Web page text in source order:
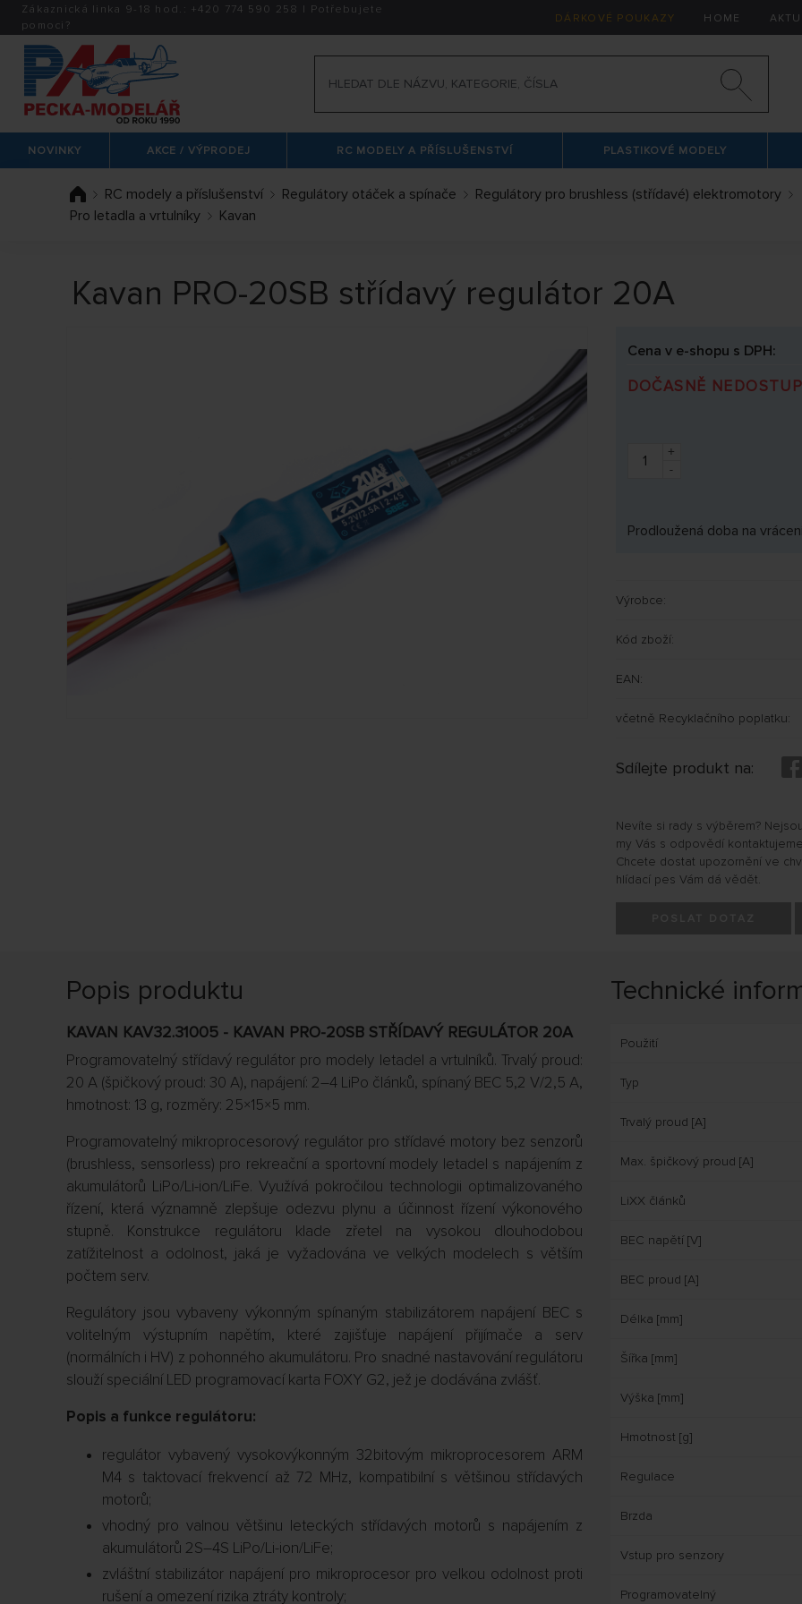
Zákaznická linka 9-18 hod.: +420 774 590 258 | Potřebujete
pomoci?
DÁRKOVÉ POUKAZY HOME
NOVINKY AKCE / VÝPRODEJ RC MODELY A PŘÍSLUŠENSTVÍ PLASTIKOVÉ MODELY
RC modely a příslušenství Regulátory otáček a spínače
Regulátory pro brushless (střídavé) elektromotory
Pro letadla a vrtulníky
Kavan
Kavan PRO-20SB střídavý regulátor 20A
Cena v e-shopu s DPH:
DOČASNĚ
+
-
Prodloužená doba na
Výrobce:
Kód zboží:
EAN:
včetně Recyklačního poplatku:
Sdílejte produkt na:
Nevíte si rady s výběrem?
my Vás s odpovědí
Chcete dostat upozornění ve
hlídací pes Vám dá vědět.
Popis produktu
KAVAN KAV32.31005 - KAVAN PRO-20SB STŘÍDAVÝ REGULÁTOR 20A
Programovatelný střídavý regulátor pro modely letadel a vrtulníků. Trvalý proud:
20 A (špičkový proud: 30 A), napájení: 2–4 LiPo článků, spínaný BEC 5,2 V/2,5 A,
hmotnost: 13 g, rozměry: 25×15×5 mm.
Programovatelný mikroprocesorový regulátor pro střídavé motory bez senzorů
(brushless, sensorless) pro rekreační a sportovní modely letadel s napájením z
akumulátorů LiPo/Li-ion/LiFe. Využívá pokročilou technologii optimalizovaného
řízení, která významně zlepšuje odezvu plynu a účinnost řízení výkonového
stupně. Konstrukce regulátoru klade zřetel na vysokou dlouhodobou
zatížitelnost a odolnost, jaká je vyžadována ve velkých modelech s větším
počtem serv.
Regulátory jsou vybaveny výkonným spínaným stabilizátorem napájení BEC s
volitelným výstupním napětím, které zajišťuje napájení přijímače a serv
(normálních i HV) z pohonného akumulátoru. Pro snadné nastavování regulátoru
slouží speciální LED programovací karta FOXY G2, jež je dodávána zvlášť.
Popis a funkce regulátoru:
regulátor vybavený vysokovýkonným 32bitovým mikroprocesorem ARM
M4 s taktovací frekvencí až 72 MHz, kompatibilní s většinou střídavých
motorů;
vhodný pro valnou většinu leteckých střídavých motorů s napájením z
akumulátorů 2S–4S LiPo/Li-ion/LiFe;
zvláštní stabilizátor napájení pro mikroprocesor pro velkou odolnost proti
rušení a omezení rizika ztráty kontroly;
Technické
Použití
Typ
Trvalý proud [A]
Max. špičkový proud [A]
LiXX článků
BEC napětí [V]
BEC proud [A]
Délka [mm]
Šířka [mm]
Výška [mm]
Hmotnost [g]
Regulace
Brzda
Vstup pro senzory
Programovatelný